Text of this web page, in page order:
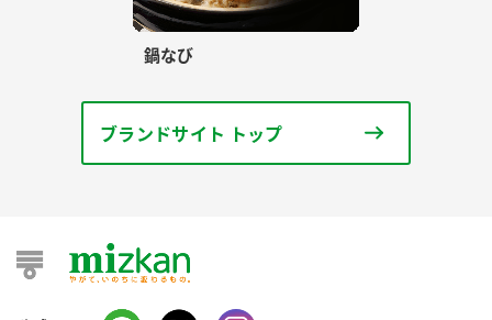
鍋なび
ブランドサイト トップ